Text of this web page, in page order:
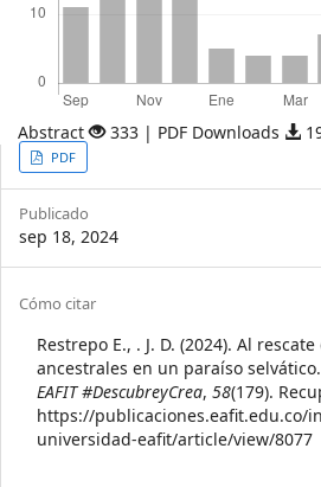
Abstract 333 | PDF Downloads
Article
Sidebar
PDF
Publicado
sep 18, 2024
Article
Details
Cómo citar
Restrepo E., . J. D. (2024). Al
ancestrales en un paraíso selvático.
EAFIT #DescubreyCrea, 58(179).
https://publicaciones.eafit.edu.co/
universidad-eafit/article/view/8077